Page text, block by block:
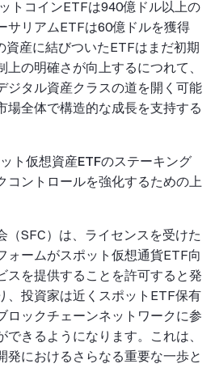
トコインETFは940億ドル以上の
サリアムETFは60億ドルを獲得
資産に結びついたETFはまだ初期
の明確さが向上するにつれて、
ジタル資産クラスの道を開く可能
場全体で構造的な成長を支持する
ト仮想資産ETFのステーキング
コントロールを強化するための上
（SFC）は、ライセンスを受けた
ォームがスポット仮想通貨ETF向
スを提供することを許可すると発
、投資家は近くスポットETF保有
ロックチェーンネットワークに参
きるようになります。これは、
発におけるさらなる重要な一歩と